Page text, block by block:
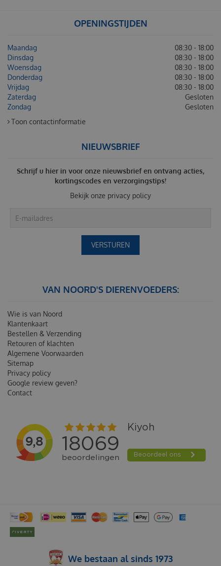
OPENINGSTIJDEN
Maandag
08:30 - 18:00
Dinsdag
08:30 - 18:00
Woensdag
08:30 - 18:00
Donderdag
08:30 - 18:00
Vrijdag
08:30 - 18:00
Zaterdag
Gesloten
Zondag
Gesloten
Toon contactinformatie
NIEUWSBRIEF
Schrijf u hier in voor onze nieuwsbrief en ontvang acties,
kortingscodes en verzorgingstips!
Bekijk onze privacy policy
VAN NOORD'S DIERENVOEDERS:
Wie is van Noord
Klantenkaart
Bestellen & Verzending
Retouren of klachten
Algemene Voorwaarden
Sitemap
Privacy policy
Google review geven?
Contact
We bestaan al sinds 1973